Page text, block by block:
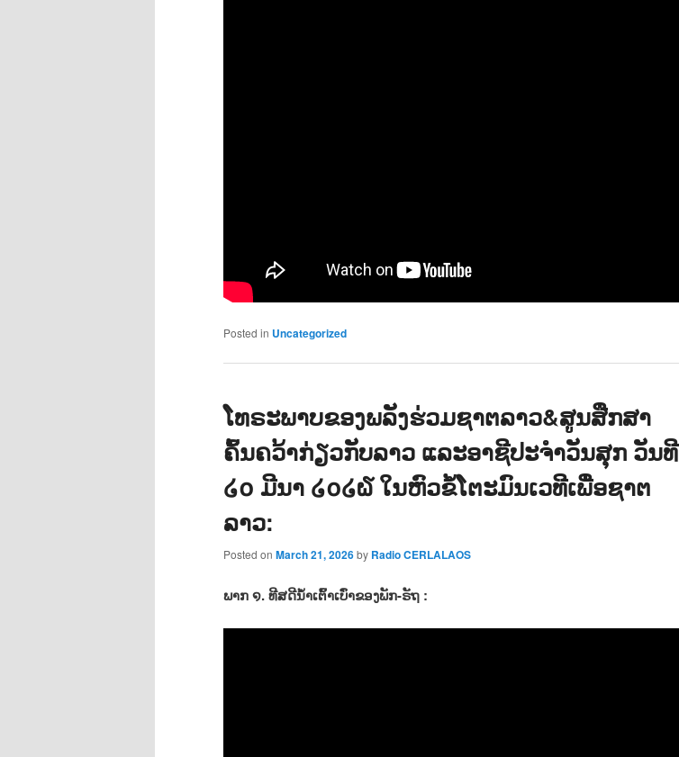
Posted in Uncategorized
ໂທຣະພາບຂອງພລັງຮ່ວມຊາຕລາວ&ສູນສືກສາ
ຄົ້ນຄວ້າກ່ຽວກັບລາວ ແລະອາຊີປະຈຳວັນສຸກ ວັນທີ
໒໐ ມີນາ ໒໐໒໖ ໃນຫົວຂໍ້ໂຕະມົນເວທີເພື່ອຊາຕ
ລາວ:
Posted on March 21, 2026by Radio CERLALAOS
ພາກ ໑. ທີສດີນ້ຳເຕົ້າເບົ່າຂອງພັກ-ຣັຖ :